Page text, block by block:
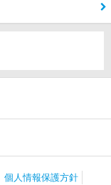
個人情報保護方針